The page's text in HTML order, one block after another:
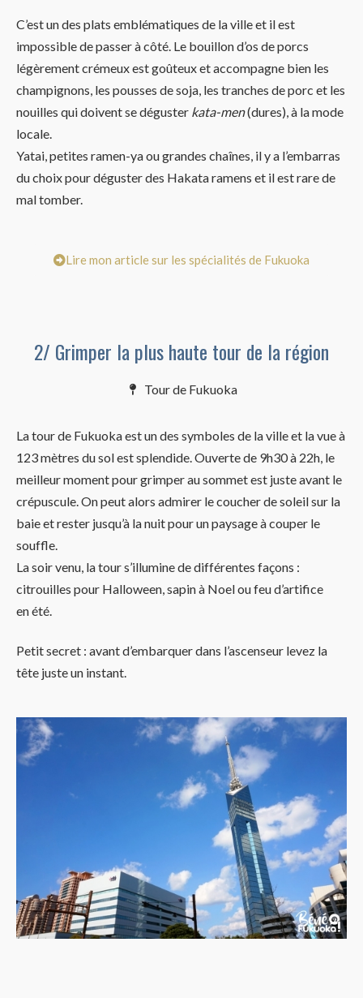
C’est un des plats emblématiques de la ville et il est
impossible de passer à côté. Le bouillon d’os de porcs
légèrement crémeux est goûteux et accompagne bien les
champignons, les pousses de soja, les tranches de porc et les
nouilles qui doivent se déguster kata-men(dures), à la mode
locale.
Yatai, petites ramen-ya ou grandes chaînes, il y a l’embarras
du choix pour déguster des Hakata ramens et il est rare de
mal tomber.
Lire mon article sur les spécialités de Fukuoka
2/ Grimper la plus haute tour de la région
Tour de Fukuoka
La tour de Fukuoka est un des symboles de la ville et la vue à
123 mètres du sol est splendide. Ouverte de 9h30 à 22h, le
meilleur moment pour grimper au sommet est juste avant le
crépuscule. On peut alors admirer le coucher de soleil sur la
baie et rester jusqu’à la nuit pour un paysage à couper le
souffle.
La soir venu, la tour s’illumine de différentes façons :
citrouilles pour Halloween, sapin à Noel ou feu d’artifice
en été.
Petit secret : avant d’embarquer dans l’ascenseur levez la
tête juste un instant.